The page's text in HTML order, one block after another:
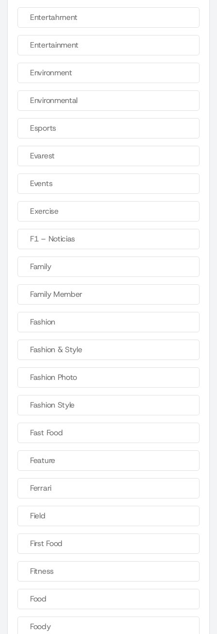
Entertahrnent
Entertainment
Environment
Environmental
Esports
Evarest
Events
Exercise
F1 – Noticias
Family
Family Member
Fashion
Fashion & Style
Fashion Photo
Fashion Style
Fast Food
Feature
Ferrari
Field
First Food
Fitness
Food
Foody